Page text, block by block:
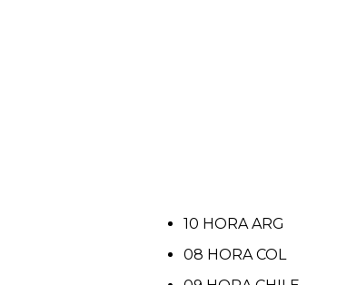
10 HORA ARG
08 HORA COL